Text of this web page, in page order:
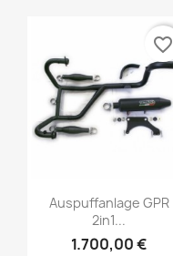
Auspuffanlage GPR
2in1...
1.700,00 €
favorite_border